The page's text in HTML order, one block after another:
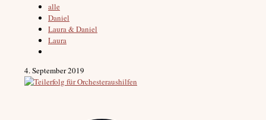
alle
Daniel
Laura & Daniel
Laura
4. September 2019